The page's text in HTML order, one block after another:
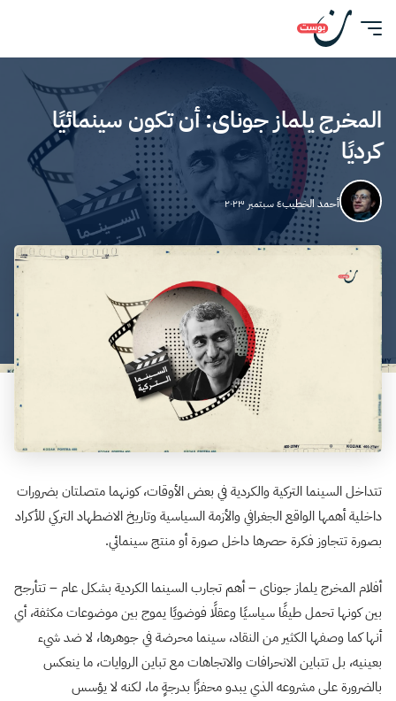
المخرج يلماز جوناى: أن تكون سينمائيًا
كرديًا
أحمد الخطيب٤ سبتمبر ٢٠٢٣
تتداخل السينما التركية والكردية في بعض الأوقات، كونهما متصلتان بضرورات
داخلية أهمها الواقع الجغرافي والأزمة السياسية وتاريخ الاضطهاد التركي للأكراد
بصورة تتجاوز فكرة حصرها داخل صورة أو منتج سينمائي.
أفلام المخرج يلماز جوناى – أهم تجارب السينما الكردية بشكل عام – تتأرجح
بين كونها تحمل طيفًا سياسيًا وعقلًا فوضويًا يموج بين موضوعات مكثفة، أي
أنها كما وصفها الكثير من النقاد، سينما محرضة في جوهرها، لا ضد شيء
بعينيه، بل تتباين الانحرافات والاتجاهات مع تباين الروايات، ما ينعكس
بالضرورة على مشروعه الذي يبدو محفزًا بدرجةٍ ما، لكنه لا يؤسس